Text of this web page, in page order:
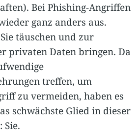
Bei Phishing-Angriffen
ganz anders aus.
täuschen und zur
privaten Daten bringen. Da
treffen, um
zu vermeiden, haben es
schwächste Glied in dieser
Sie.